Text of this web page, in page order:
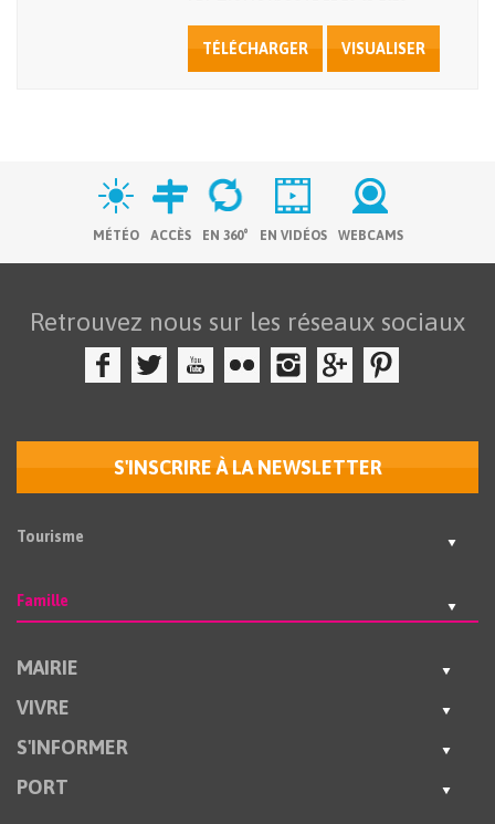
TÉLÉCHARGER VISUALISER
MÉTÉO ACCÈS EN 360° EN VIDÉOS WEBCAMS
Retrouvez nous sur les réseaux sociaux
S'INSCRIRE À LA NEWSLETTER
Tourisme
Famille
MAIRIE
VIVRE
S'INFORMER
PORT